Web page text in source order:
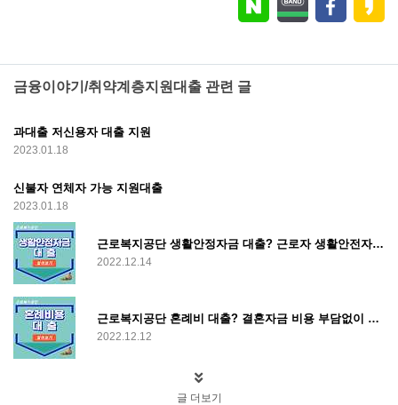
금융이야기/취약계층지원대출 관련 글
과대출 저신용자 대출 지원
2023.01.18
신불자 연체자 가능 지원대출
2023.01.18
근로복지공단 생활안정자금 대출? 근로자 생활안전자금 지원 받는법
2022.12.14
근로복지공단 혼례비 대출? 결혼자금 비용 부담없이 신혼자금 대출 하는 방법
2022.12.12
글 더보기